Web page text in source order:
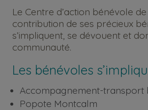
Le Centre d’action bénévole
contribution de ses précieux
s’impliquent, se dévouent et
communauté.
Les bénévoles
Accompagnement-transport
Popote Montcalm